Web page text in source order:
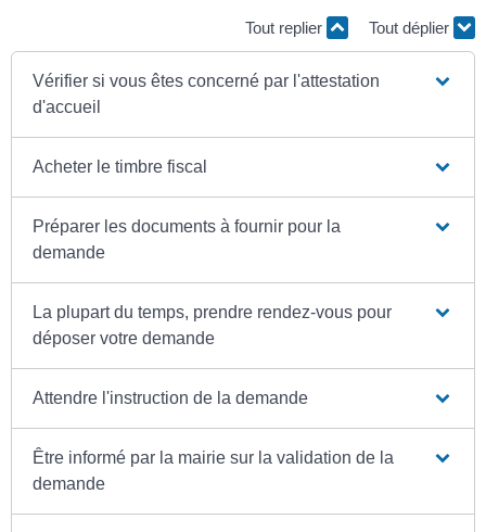
Tout replier Tout déplier
Vérifier si vous êtes concerné par l'attestation
d'accueil
Acheter le timbre fiscal
Préparer les documents à fournir pour la
demande
La plupart du temps, prendre rendez-vous pour
déposer votre demande
Attendre l'instruction de la demande
Être informé par la mairie sur la validation de la
demande